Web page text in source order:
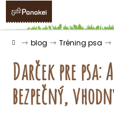
Prejsť
obsah
Domov
blog Tréning psa
Darček pre
bezpečný,
K
o Späť
Späť